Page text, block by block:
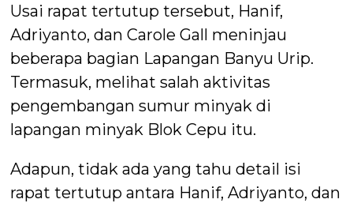
Usai rapat tertutup tersebut, Hanif,
Adriyanto, dan Carole Gall meninjau
beberapa bagian Lapangan Banyu Urip.
Termasuk, melihat salah aktivitas
pengembangan sumur minyak di
lapangan minyak Blok Cepu itu.
Adapun, tidak ada yang tahu detail isi
rapat tertutup antara Hanif, Adriyanto, dan